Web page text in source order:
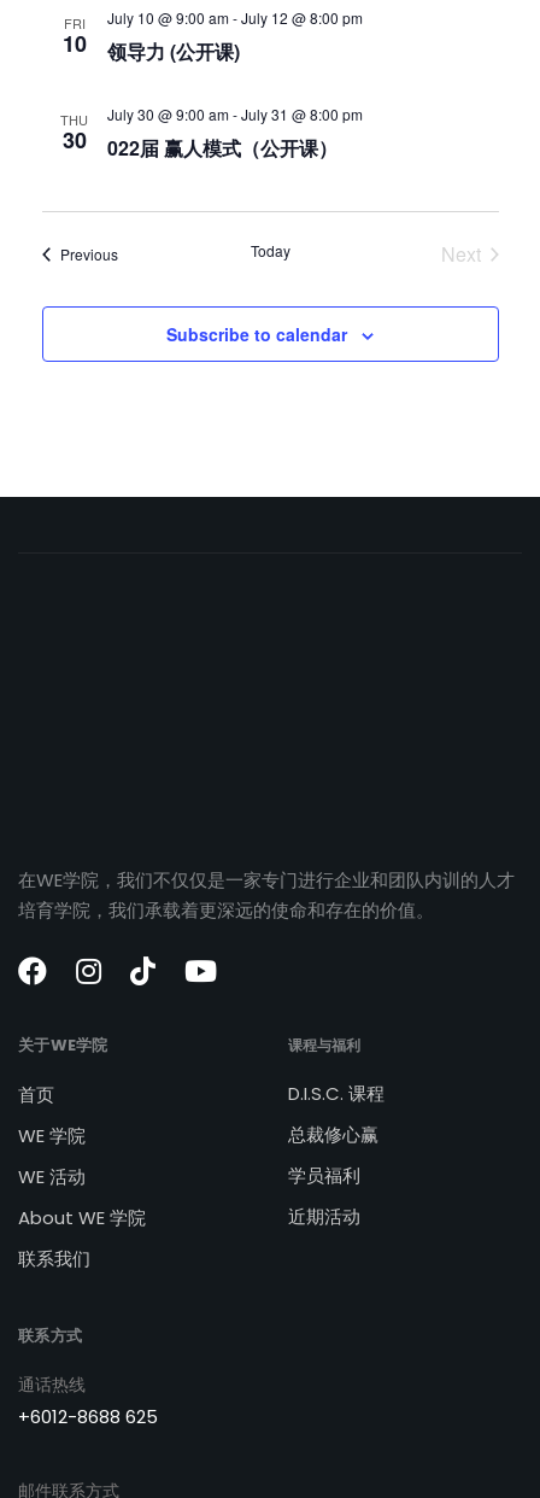
FRI
10 领导力 (公开课)
July 10 @ 9:00 am-July 12 @ 8:00 pm
THU
30 022届 赢人模式（公开课）
July 30 @ 9:00 am-July 31 @ 8:00 pm
PreviousEvents Today
Next
Subscribe to calendar
在WE学院，我们不仅仅是一家专门进行企业和团队内训的人才
培育学院，我们承载着更深远的使命和存在的价值。
关于WE学院
首页
WE 学院
WE 活动
About WE 学院
联系我们
课程与福利
D.I.S.C. 课程
总裁修心赢
学员福利
近期活动
联系方式
通话热线
+6012-8688 625
邮件联系方式